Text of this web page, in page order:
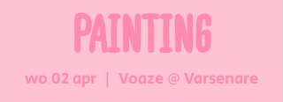
PAINTING
wo 02 apr
  |
Voaze @ Varsenare